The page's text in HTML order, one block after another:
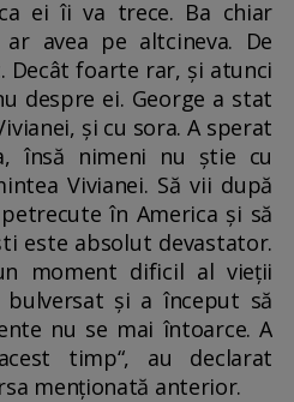
ei îi va trece. Ba chiar
ar avea pe altcineva. De
Decât foarte rar, și atunci
despre ei. George a stat
și cu sora. A sperat
însă nimeni nu știe cu
Vivianei. Să vii după
în America și să
este absolut devastator.
moment dificil al vieții
bulversat și a început să
nu se mai întoarce. A
timp“, au declarat
menționată anterior.